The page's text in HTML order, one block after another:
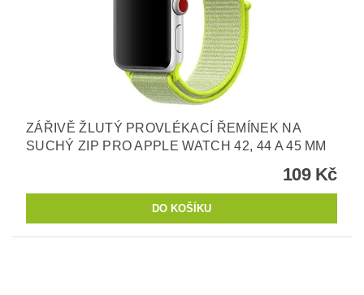
ZÁŘIVĚ ŽLUTÝ PROVLÉKACÍ ŘEMÍNEK NA
SUCHÝ ZIP PRO APPLE WATCH 42, 44 A 45 MM
109 Kč